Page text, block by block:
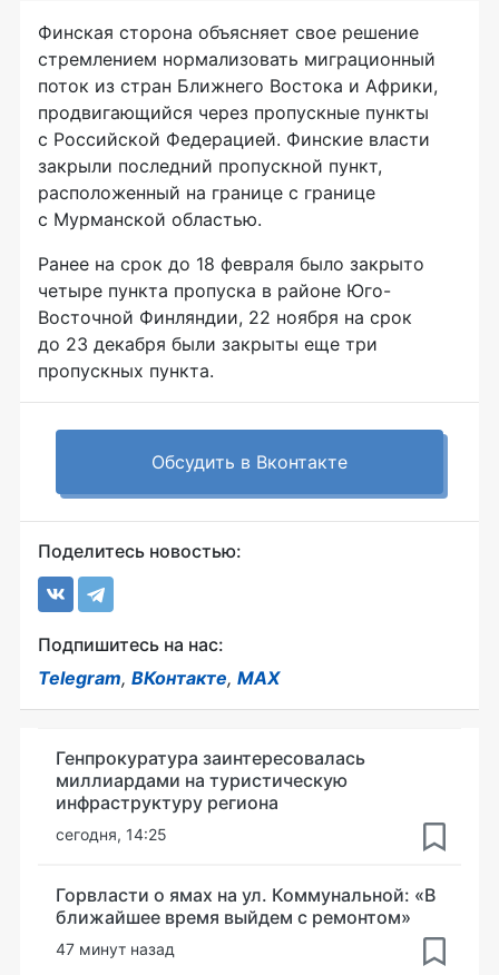
Финская сторона объясняет свое решение
стремлением нормализовать миграционный
поток из стран Ближнего Востока и Африки,
продвигающийся через пропускные пункты
с Российской Федерацией. Финские власти
закрыли последний пропускной пункт,
расположенный на границе с границе
с Мурманской областью.
Ранее на срок до 18 февраля было закрыто
четыре пункта пропуска в районе Юго-
Восточной Финляндии, 22 ноября на срок
до 23 декабря были закрыты еще три
пропускных пункта.
Обсудить в Вконтакте
Поделитесь новостью:
Подпишитесь на нас:
Telegram, ВКонтакте, MAX
Генпрокуратура заинтересовалась
миллиардами на туристическую
инфраструктуру региона
сегодня, 14:25
Горвласти о ямах на ул. Коммунальной: «В
ближайшее время выйдем с ремонтом»
47 минут назад